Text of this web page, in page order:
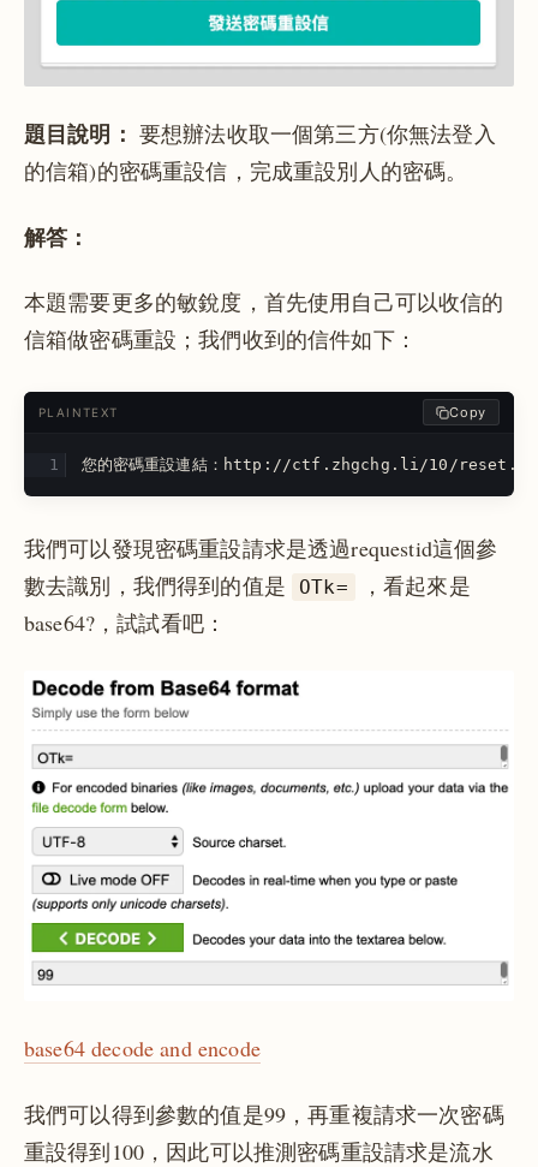
題目說明： 要想辦法收取一個第三方(你無法登入
的信箱)的密碼重設信，完成重設別人的密碼。
解答：
本題需要更多的敏銳度，首先使用自己可以收信的
信箱做密碼重設；我們收到的信件如下：
PLAINTEXT Copy
您的密碼重設連結：http://ctf.zhgchg.li/10/
我們可以發現密碼重設請求是透過requestid這個參
數去識別，我們得到的值是
OTk=
，看起來是
base64?，試試看吧：
base64 decode and encode
我們可以得到參數的值是99，再重複請求一次密碼
重設得到100，因此可以推測密碼重設請求是流水